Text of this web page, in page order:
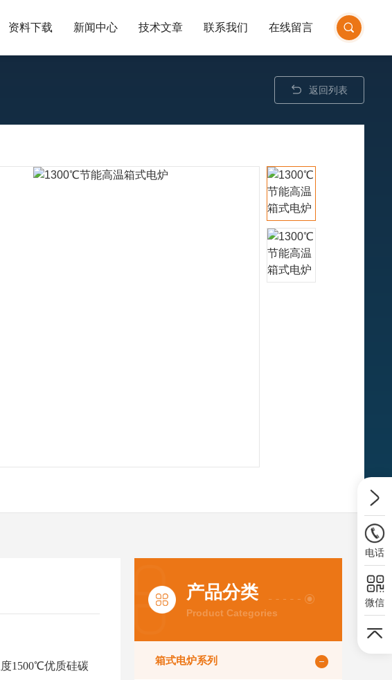
资料下载 新闻中心 技术文章 联系我们 在线留言
返回列表
产品分类
Product Categories
箱式电炉系列
1500℃优质硅碳
电话
微信